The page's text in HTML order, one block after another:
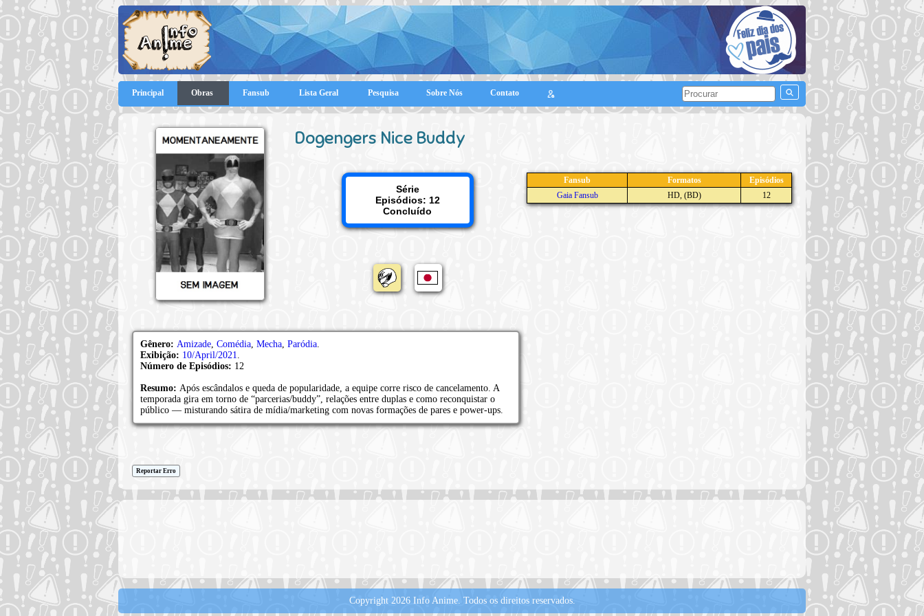
Principal Obras Fansub Lista Geral Pesquisa Sobre Nós Contato
Dogengers Nice Buddy
Série
Episódios: 12
Concluído
Fansub Formatos
Episódios
Gaia Fansub
HD, (BD) 12
Gênero: Amizade, Comédia, Mecha, Paródia.
Exibição: 10/April/2021.
Número de Episódios: 12
Resumo: Após escândalos e queda de popularidade, a equipe corre risco de cancelamento. A
temporada gira em torno de “parcerias/buddy”, relações entre duplas e como reconquistar o
público — misturando sátira de mídia/marketing com novas formações de pares e power-ups.
Reportar Erro
Copyright 2026 Info Anime. Todos os direitos reservados.